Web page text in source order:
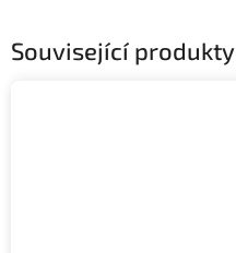
Související produkty